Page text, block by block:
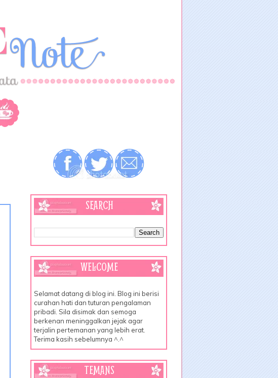
SEARCH
WELCOME
Selamat datang di blog ini. Blog ini berisi
curahan hati dan tuturan pengalaman
pribadi. Sila disimak dan semoga
berkenan meninggalkan jejak agar
terjalin pertemanan yang lebih erat.
Terima kasih sebelumnya ^.^
TEMANS